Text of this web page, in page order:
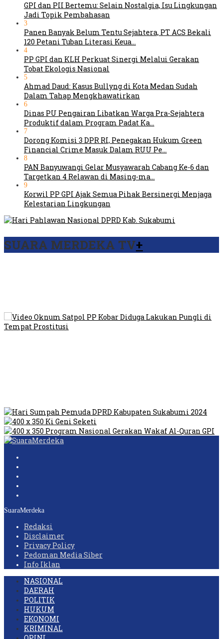
GPI dan PII Bertemu: Selain Nostalgia, Isu Lingkungan
Jadi Topik Pembahasan
3
Panen Banyak Belum Tentu Sejahtera, PT ACS Bekali
120 Petani Tuban Literasi Keua…
4
PP GPI dan KLH Perkuat Sinergi Melalui Gerakan
Tobat Ekologis Nasional
5
Ahmad Daud: Kasus Bullyng di Kota Medan Sudah
Dalam Tahap Mengkhawatirkan
6
Dinas PU Pengairan Libatkan Warga Pra-Sejahtera
Produktif dalam Program Padat Ka…
7
Dorong Komisi 3 DPR RI, Penegakan Hukum Green
Financial Crime Masuk Dalam RUU Pe…
8
PAN Banyuwangi Gelar Musyawarah Cabang Ke-6 dan
Targetkan 4 Relawan di Masing-ma…
9
Korwil PP GPI Ajak Semua Pihak Bersinergi Menjaga
Kelestarian Lingkungan
SUARA MERDEKA TV+
SuaraMerdeka
Redaksi
Disclaimer
Privacy Policy
Pedoman Media Siber
Info Iklan
NASIONAL
DAERAH
POLITIK
HUKUM
EKONOMI
KRIMINAL